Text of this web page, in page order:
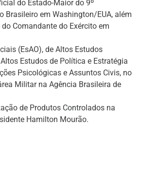
do Estado-Maior do 9º
Brasileiro em Washington/EUA, além
Comandante do Exército em
(EsAO), de Altos Estudos
Estudos de Política e Estratégia
Psicológicas e Assuntos Civis, no
Militar na Agência Brasileira de
de Produtos Controlados na
Hamilton Mourão.